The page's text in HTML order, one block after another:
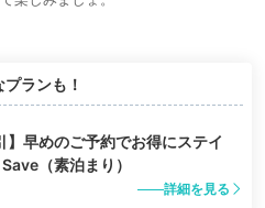
ランも！
】早めのご予約でお得にステイ
（素泊まり）
詳細を見る